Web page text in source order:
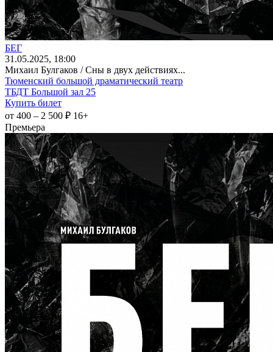
БЕГ
31 .05.2025, 18:00
Михаил Булгаков / Сны в двух действиях...
Тюменский большой драматический театр
ТБДТ Большой зал 25
Купить билет
от 400 – 2 500 ₽ 16+
Премьера